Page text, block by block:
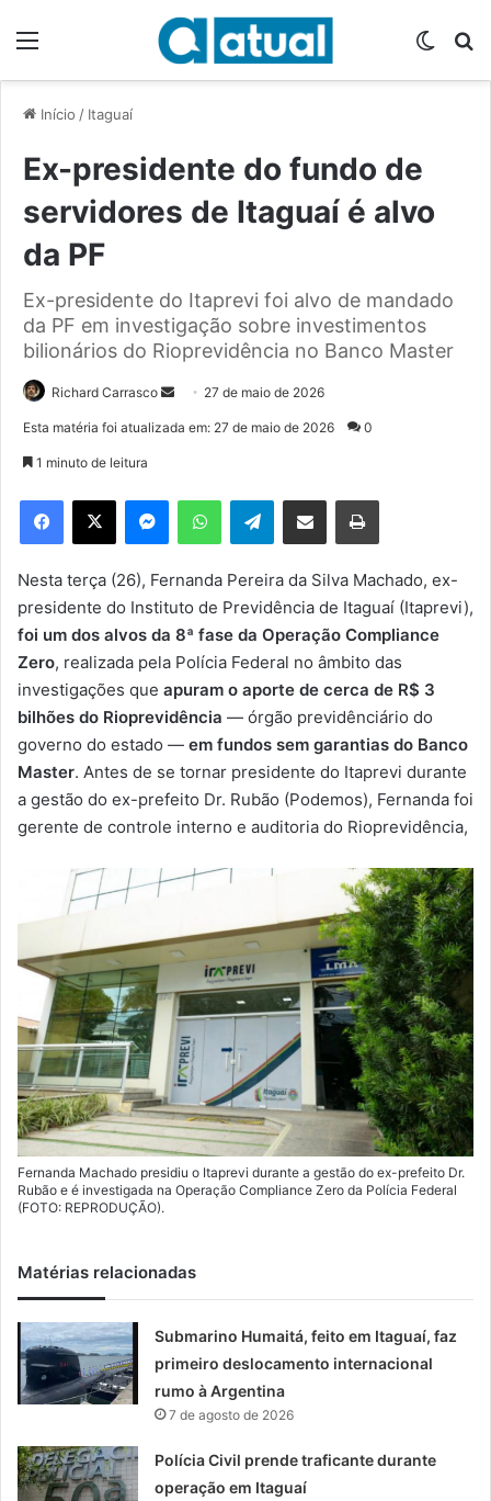
Início / Itaguaí
Ex-presidente do fundo de
servidores de Itaguaí é alvo
da PF
Ex-presidente do Itaprevi foi alvo de mandado
da PF em investigação sobre investimentos
bilionários do Rioprevidência no Banco Master
Richard Carrasco
e
m
e
-
m
a
l
27 de maio de 2026
Esta matéria foi atualizada em: 27 de maio de 2026 0
1 minuto de leitura
Telegram
Nesta terça (26), Fernanda Pereira da Silva Machado, ex-
presidente do Instituto de Previdência de Itaguaí (Itaprevi),
foi um dos alvos da 8ª fase da Operação Compliance
Zero, realizada pela Polícia Federal no âmbito das
investigações que apuram o aporte de cerca de R$ 3
bilhões do Rioprevidência — órgão previdênciário do
governo do estado — em fundos sem garantias do Banco
Master. Antes de se tornar presidente do Itaprevi durante
a gestão do ex-prefeito Dr. Rubão (Podemos), Fernanda foi
gerente de controle interno e auditoria do Rioprevidência,
Fernanda Machado presidiu o Itaprevi durante a gestão do ex-prefeito Dr.
Rubão e é investigada na Operação Compliance Zero da Polícia Federal
(FOTO: REPRODUÇÃO).
Matérias relacionadas
Submarino Humaitá, feito em Itaguaí, faz
primeiro deslocamento internacional
rumo à Argentina
7 de agosto de 2026
Polícia Civil prende traficante durante
operação em Itaguaí